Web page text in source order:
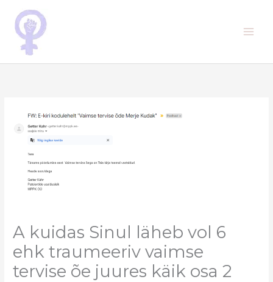
content
A kuidas Sinul läheb vol 6
ehk traumeeriv vaimse
tervise õe juures käik osa 2